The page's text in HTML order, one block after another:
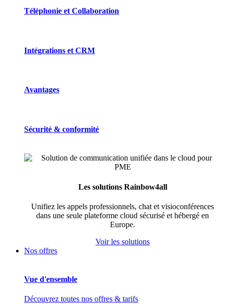
Téléphonie et Collaboration
Intégrations et CRM
Avantages
Sécurité & conformité
Les solutions Rainbow4all
Unifiez les appels professionnels, chat et visioconférences
dans une seule plateforme cloud sécurisé et hébergé en
Europe.
Voir les solutions
Nos offres
Vue d'ensemble
Découvrez toutes nos offres & tarifs